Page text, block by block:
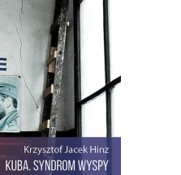
WYSPY
Kubanki
i Kubańczycy,
szortami i
dawna świetność